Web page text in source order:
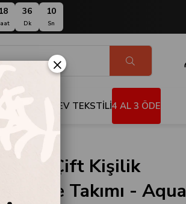
18 36
Dk
10
Sn
EV TEKSTİLİ4 AL 3 ÖDE
Çift Kişilik
Pike Takımı - Aqua
×